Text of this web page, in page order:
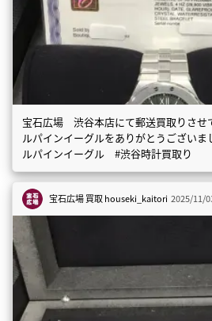
宝石広場 渋谷本店にて郵送買取りさせ
ルパインイーグルをありがとうござい
ルパインイーグル #渋谷時計買取り
宝石広場 買取houseki_kaitori 2025/11/